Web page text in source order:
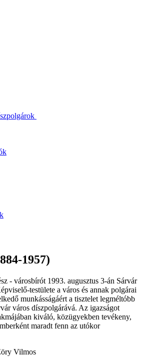
1957)
- városbírót 1993. augusztus 3-án Sárvár
testülete a város és annak polgárai
munkásságáért a tisztelet legméltóbb
város díszpolgárává. Az igazságot
kiváló, közügyekben tevékeny,
maradt fenn az utókor